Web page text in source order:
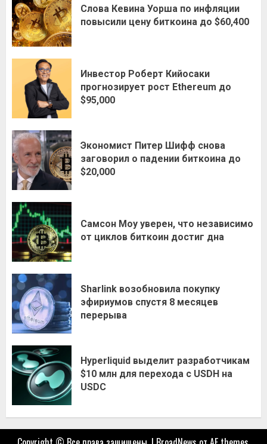
Слова Кевина Уорша по инфляции
повысили цену биткоина до $60,400
Инвестор Роберт Кийосаки
прогнозирует рост Ethereum до
$95,000
Экономист Питер Шифф снова
заговорил о падении биткоина до
$20,000
Самсон Моу уверен, что независимо
от циклов биткоин достиг дна
Sharlink возобновила покупку
эфириумов спустя 8 месяцев
перерыва
Hyperliquid выделит разработчикам
$10 млн для перехода с USDH на
USDC